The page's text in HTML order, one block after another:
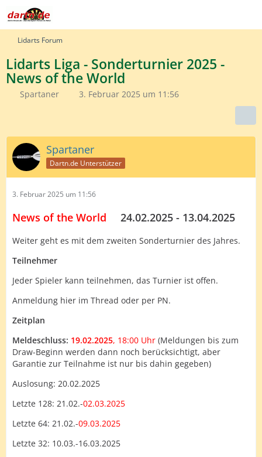
Lidarts Forum
Lidarts Liga - Sonderturnier 2025 -
News of the World
Spartaner 3. Februar 2025 um 11:56
Spartaner
Dartn.de Unterstützer
3. Februar 2025 um 11:56
News of the World 24.02.2025 - 13.04.2025
Weiter geht es mit dem zweiten Sonderturnier des Jahres.
Teilnehmer
Jeder Spieler kann teilnehmen, das Turnier ist offen.
Anmeldung hier im Thread oder per PN.
Zeitplan
Meldeschluss: 19.02.2025, 18:00 Uhr (Meldungen bis zum
Draw-Beginn werden dann noch berücksichtigt, aber
Garantie zur Teilnahme ist nur bis dahin gegeben)
Auslosung: 20.02.2025
Letzte 128: 21.02.-02.03.2025
Letzte 64: 21.02.-09.03.2025
Letzte 32: 10.03.-16.03.2025